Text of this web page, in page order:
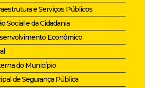
e Serviços Públicos
Social e da Cidadania
Econômico
do Município
de Segurança Pública